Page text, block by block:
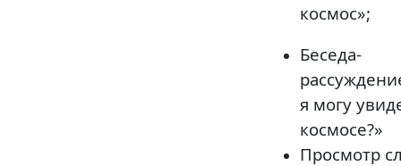
космос»;
Беседа-
я могу
космосе?»
Просмотр